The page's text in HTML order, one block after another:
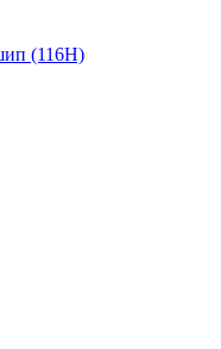
(116H)